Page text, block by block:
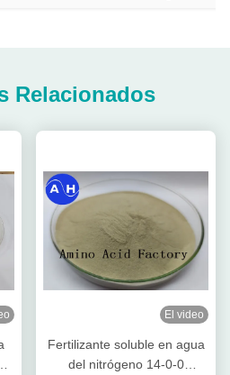
Relacionados
El video
Fertilizante soluble en agua
del nitrógeno 14-0-0